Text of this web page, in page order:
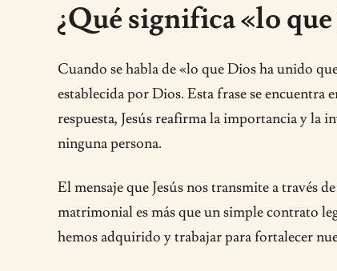
¿Qué significa «lo
Cuando se habla de «lo que Dios ha unido
establecida por Dios. Esta frase se encuentra
respuesta, Jesús reafirma la importancia y la
ninguna persona.
El mensaje que Jesús nos transmite a través
matrimonial es más que un simple contrato
hemos adquirido y trabajar para fortalecer